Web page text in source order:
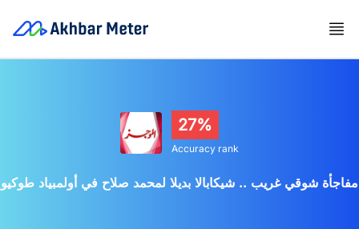
27%
Accuracy rank
مفاجأة شوقي غريب .. شيكابالا بديلا لمحمد صلاح في أولمبياد طوكيو